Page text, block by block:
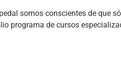
somos conscientes de que
programa de cursos